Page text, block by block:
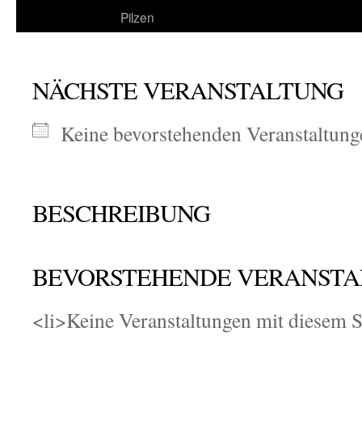
Pilzen
NÄCHSTE VERANSTALTUNG
Keine bevorstehenden
BESCHREIBUNG
BEVORSTEHENDE
<li>Keine Veranstaltungen mit diesem